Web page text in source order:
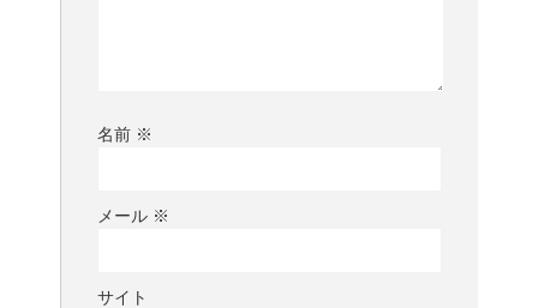
名前 ※
メール ※
サイト